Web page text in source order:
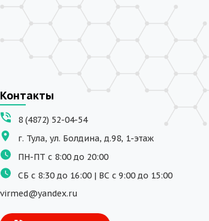
Контакты
8 (4872) 52-04-54
г. Тула, ул. Болдина, д.98, 1-этаж
ПН-ПТ с 8:00 до 20:00
СБ с 8:30 до 16:00 | ВС с 9:00 до 15:00
virmed@yandex.ru